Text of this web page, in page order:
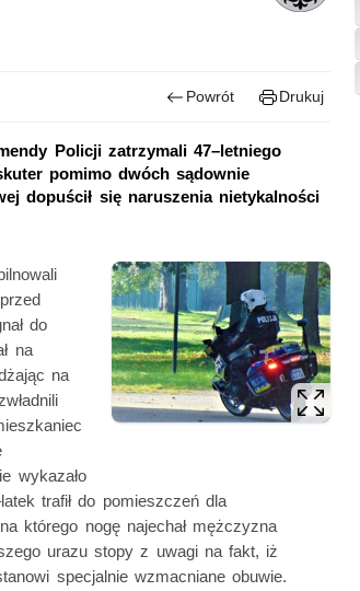
Powrót Drukuj
Policji zatrzymali 47–letniego
pomimo dwóch sądownie
dopuścił się naruszenia nietykalności
do
na
na
wykazało
trafił do pomieszczeń dla
którego nogę najechał mężczyzna
urazu stopy z uwagi na fakt, iż
specjalnie wzmacniane obuwie.